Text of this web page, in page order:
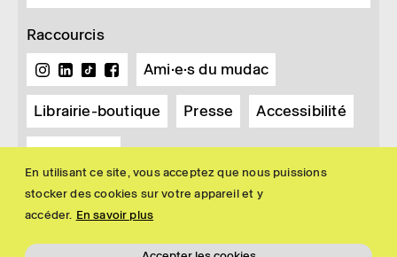
En utilisant ce site, vous acceptez que nous puissions
stocker des cookies sur votre appareil et y
accéder. En savoir plus
Raccourcis
Ami·e·s du mudac
Librairie-boutique Presse Accessibilité
Newsletter